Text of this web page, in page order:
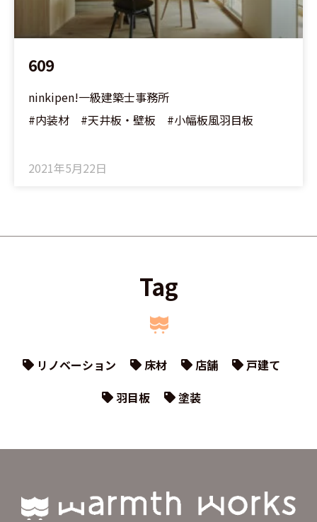
609
ninkipen!一級建築士事務所
#内装材 #天井板・壁板 #小幅板風羽目板
2021年5月22日
Tag
リノベーション 床材 店舗
戸建て
羽目板
塗装